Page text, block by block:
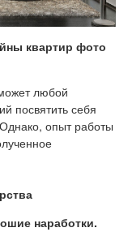
квартир фото
любой
посвятить себя
опыт работы
наработки.